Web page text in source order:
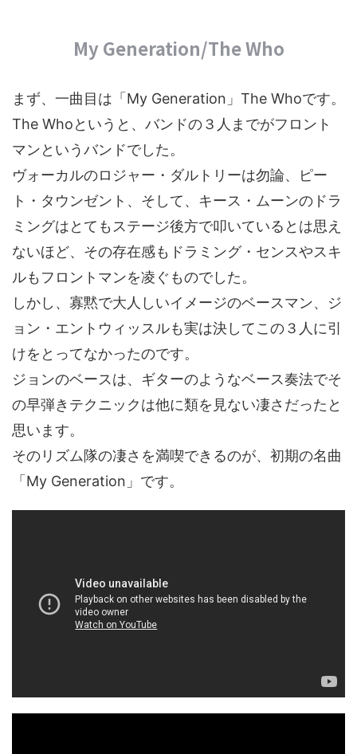
My Generation/The Who
まず、一曲目は「My Generation」The Whoです。
The Whoというと、バンドの３人までがフロント
マンというバンドでした。
ヴォーカルのロジャー・ダルトリーは勿論、ピー
ト・タウンゼント、そして、キース・ムーンのドラ
ミングはとてもステージ後方で叩いているとは思え
ないほど、その存在感もドラミング・センスやスキ
ルもフロントマンを凌ぐものでした。
しかし、寡黙で大人しいイメージのベースマン、ジ
ョン・エントウィッスルも実は決してこの３人に引
けをとってなかったのです。
ジョンのベースは、ギターのようなベース奏法でそ
の早弾きテクニックは他に類を見ない凄さだったと
思います。
そのリズム隊の凄さを満喫できるのが、初期の名曲
「My Generation」です。